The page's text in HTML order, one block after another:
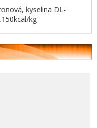
kyselina DL-
kg